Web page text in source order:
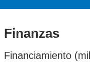
Finanzas
Financiamiento